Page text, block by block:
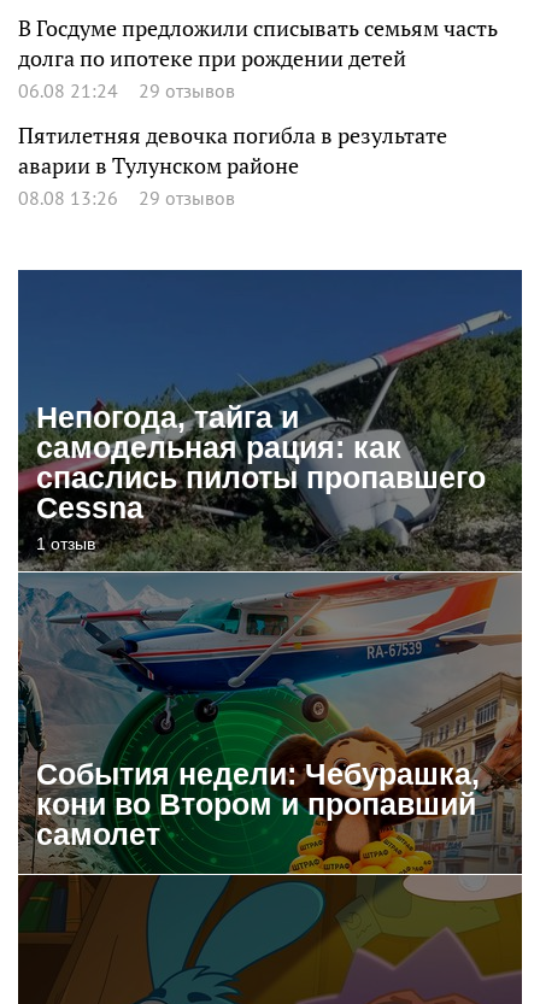
В Госдуме предложили списывать семьям часть
долга по ипотеке при рождении детей
06.08 21:24 29 отзывов
Пятилетняя девочка погибла в результате
аварии в Тулунском районе
08.08 13:26 29 отзывов
Непогода, тайга и
самодельная рация: как
спаслись пилоты пропавшего
Cessna
1 отзыв
События недели: Чебурашка,
кони во Втором и пропавший
самолет